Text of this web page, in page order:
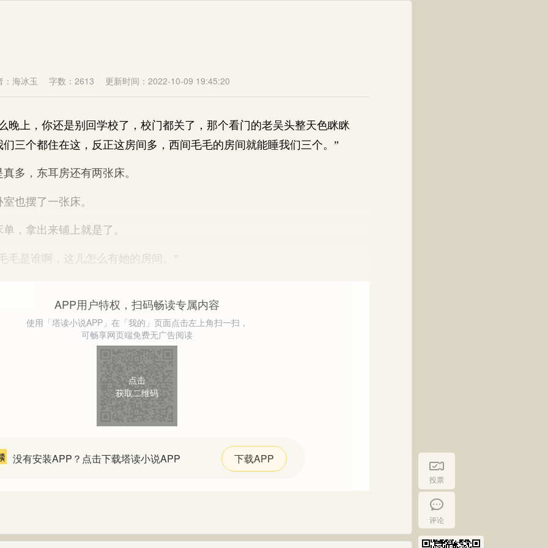
投票
评论
：海冰玉 字数：2613 更新时间：2022-10-09 19:45:20
，你还是别回学校了，校门都关了，那个看门的老吴头整天色眯眯
三个都住在这，反正这房间多，西间毛毛的房间就能睡我们三个。”
，东耳房还有两张床。
摆了一张床。
拿出来铺上就是了。
是谁啊，这儿怎么有她的房间。”
APP用户特权，扫码畅读专属内容
使用「塔读小说APP」在「我的」页面点击左上角扫一扫，
可畅享网页端免费无广告阅读
点击
获取二维码
没有安装APP？点击下载塔读小说APP 下载APP